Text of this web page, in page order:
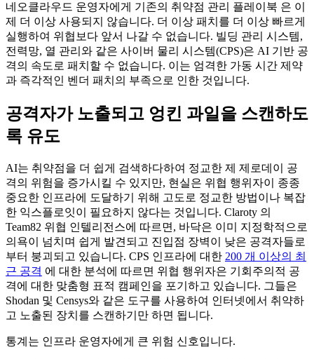
네오클라우드 운영자에게 기존의 취약점 관리 플레이북 은 이
제 더 이상 사용되지 않습니다. 더 이상 패치를 더 이상 빠르게
실행하여 위협보다 앞서 나갈 수 없습니다. 빌딩 관리 시스템,
전력망, 열 관리와 같은 사이버 물리 시스템(CPS)은 AI 기반 공
격의 속도로 패치할 수 없습니다. 이는 엄격한 가동 시간 제약
과 즉각적인 벤더 패치의 부족으로 인한 것입니다.
공격자가 노출되고 엉킨 과일을 스캔하도
록 유도
AI는 취약점을 더 쉽게 검색하다하여 정교한 제 제로데이 공
격의 위험을 증가시킬 수 있지만, 현실은 위협 행위자이 종종
중요한 인프라에 도달하기 위해 고도로 정교한 방법이나 복잡
한 익스플로잇이 필요하지 않다는 것입니다. Claroty 의
Team82 위협 인텔리전스에 따르면, 바닥은 이미 지정학적으로
의욕이 넘치며 쉽게 발견되고 진입점 장벽이 낮은 공격자들로
부터 붕괴되고 있습니다. CPS 인프라에 대한 200 개 이상의 최
근 공격 에 대한 분석에 따르면 위협 행위자은 기회주의적 공
격에 대한 맞춤형 표적 캠페인을 포기하고 있습니다. 그들은
Shodan 및 Censys와 같은 도구를 사용하여 인터넷에서 취약하
고 노출된 장치를 스캔하기만 하면 됩니다.
통계는 인프라 운영자에게 큰 위험 신호입니다.